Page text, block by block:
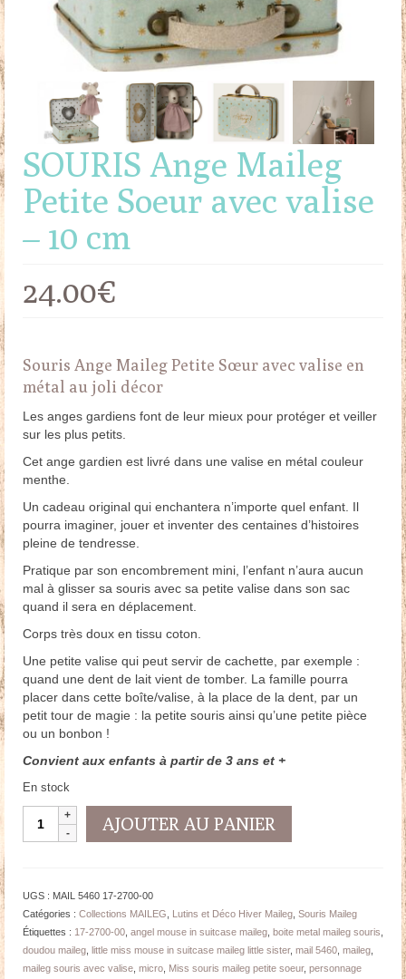
SOURIS Ange Maileg
Petite Soeur avec valise
– 10 cm
24.00€
Souris Ange Maileg Petite Sœur avec valise en
métal au joli décor
Les anges gardiens font de leur mieux pour protéger et veiller
sur les plus petits.
Cet ange gardien est livré dans une valise en métal couleur
menthe.
Un cadeau original qui enchantera n’importe quel enfant. Il
pourra imaginer, jouer et inventer des centaines d’histoires
pleine de tendresse.
Pratique par son encombrement mini, l’enfant n’aura aucun
mal à glisser sa souris avec sa petite valise dans son sac
quand il sera en déplacement.
Corps très doux en tissu coton.
Une petite valise qui peut servir de cachette, par exemple :
quand une dent de lait vient de tomber. La famille pourra
placer dans cette boîte/valise, à la place de la dent, par un
petit tour de magie : la petite souris ainsi qu’une petite pièce
ou un bonbon !
Convient aux enfants à partir de 3 ans et +
En stock
quantité
Soeur
avec
AJOUTER AU PANIER
UGS : MAIL 5460 17-2700-00
Catégories : Collections MAILEG Lutins et Déco Hiver Maileg Souris Maileg
Étiquettes : 17-2700-00 angel mouse in suitcase maileg boite metal maileg souris
doudou maileg little miss mouse in suitcase maileg little sister, mail 5460 maileg
maileg souris avec valise micro Miss souris maileg petite soeur, personnage